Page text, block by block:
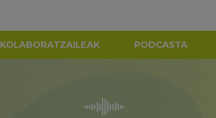
KOLABORATZAILEAK PODCASTA